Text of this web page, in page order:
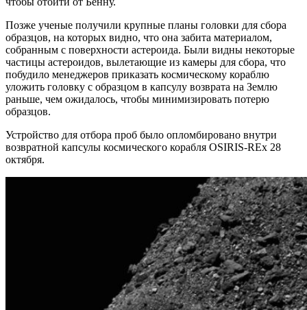
Позже ученые получили крупные планы головки для сбора
образцов, на которых видно, что она забита материалом,
собранным с поверхности астероида. Были видны некоторые
частицы астероидов, вылетающие из камеры для сбора, что
побудило менеджеров приказать космическому кораблю
уложить головку с образцом в капсулу возврата на Землю
раньше, чем ожидалось, чтобы минимизировать потерю
образцов.
Устройство для отбора проб было опломбировано внутри
возвратной капсулы космического корабля OSIRIS-REx 28
октября.